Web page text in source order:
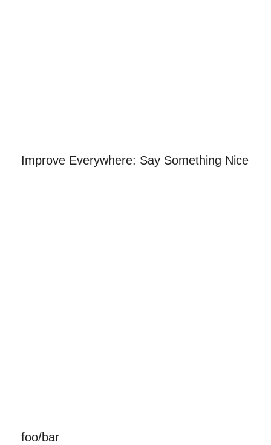
Improve Everywhere: Say Something Nice
foo/bar